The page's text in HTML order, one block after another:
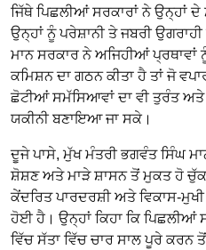
ਜਿੱਥੇ ਪਿਛਲੀਆਂ ਸਰਕਾਰਾਂ ਨੇ ਉਨ੍ਹਾਂ
ਉਨ੍ਹਾਂ ਨੂੰ ਪਰੇਸ਼ਾਨੀ ਤੇ ਜਬਰੀ
ਮਾਨ ਸਰਕਾਰ ਨੇ ਅਜਿਹੀਆਂ ਪ੍ਰਥਾਵਾਂ
ਕਮਿਸ਼ਨ ਦਾ ਗਠਨ ਕੀਤਾ ਹੈ ਤਾਂ ਜੋ
ਛੋਟੀਆਂ ਸਮੱਸਿਆਵਾਂ ਦਾ ਵੀ ਤੁਰੰਤ ਅਤੇ
ਯਕੀਨੀ ਬਣਾਇਆ ਜਾ ਸਕੇ।
ਦੂਜੇ ਪਾਸੇ, ਮੁੱਖ ਮੰਤਰੀ ਭਗਵੰਤ ਸਿੰਘ
ਸ਼ੋਸ਼ਣ ਅਤੇ ਮਾੜੇ ਸ਼ਾਸਨ ਤੋਂ ਮੁਕਤ ਹੋ
ਕੇਂਦਰਿਤ ਪਾਰਦਰਸ਼ੀ ਅਤੇ ਵਿਕਾਸ-
ਹੋਈ ਹੈ। ਉਨ੍ਹਾਂ ਕਿਹਾ ਕਿ ਪਿਛਲੀਆਂ
ਵਿੱਚ ਸੱਤਾ ਵਿੱਚ ਚਾਰ ਸਾਲ ਪੂਰੇ ਕਰਨ